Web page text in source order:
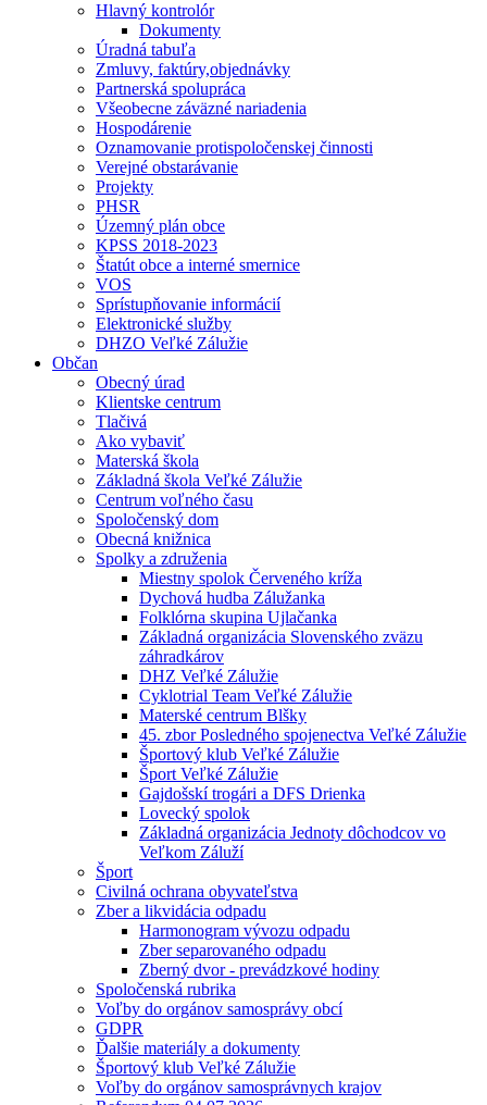
Hlavný kontrolór
Dokumenty
Úradná tabuľa
Zmluvy, faktúry,objednávky
Partnerská spolupráca
Všeobecne záväzné nariadenia
Hospodárenie
Oznamovanie protispoločenskej činnosti
Verejné obstarávanie
Projekty
PHSR
Územný plán obce
KPSS 2018-2023
Štatút obce a interné smernice
VOS
Sprístupňovanie informácií
Elektronické služby
DHZO Veľké Zálužie
Občan
Obecný úrad
Klientske centrum
Tlačivá
Ako vybaviť
Materská škola
Základná škola Veľké Zálužie
Centrum voľného času
Spoločenský dom
Obecná knižnica
Spolky a združenia
Miestny spolok Červeného kríža
Dychová hudba Zálužanka
Folklórna skupina Ujlačanka
Základná organizácia Slovenského zväzu
záhradkárov
DHZ Veľké Zálužie
Cyklotrial Team Veľké Zálužie
Materské centrum Blšky
45. zbor Posledného spojenectva Veľké Zálužie
Športový klub Veľké Zálužie
Šport Veľké Zálužie
Gajdošskí trogári a DFS Drienka
Lovecký spolok
Základná organizácia Jednoty dôchodcov vo
Veľkom Záluží
Šport
Civilná ochrana obyvateľstva
Zber a likvidácia odpadu
Harmonogram vývozu odpadu
Zber separovaného odpadu
Zberný dvor - prevádzkové hodiny
Spoločenská rubrika
Voľby do orgánov samosprávy obcí
GDPR
Ďalšie materiály a dokumenty
Športový klub Veľké Zálužie
Voľby do orgánov samosprávnych krajov